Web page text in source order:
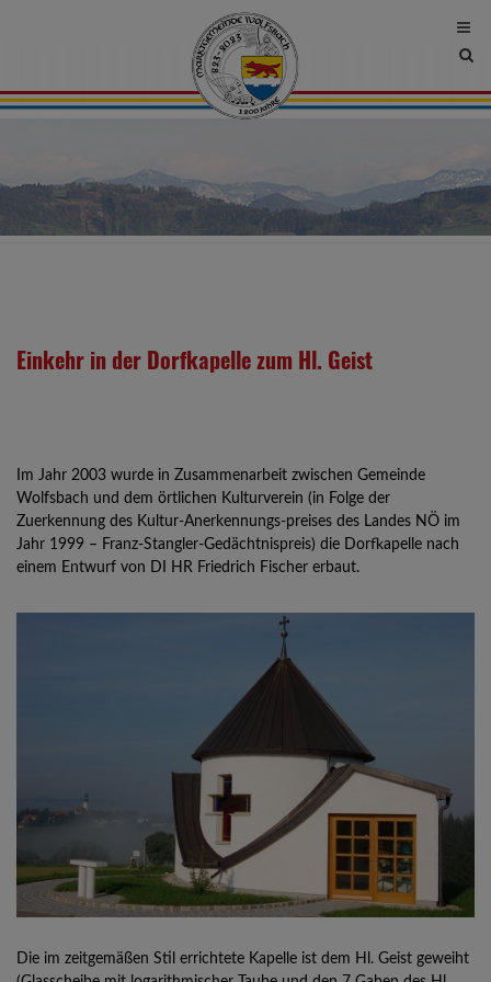
Site
Einkehr in der Dorfkapelle zum Hl. Geist
Im Jahr 2003 wurde in Zusammenarbeit zwischen Gemeinde
Wolfsbach und dem örtlichen Kulturverein (in Folge der
Zuerkennung des Kultur-Anerkennungs-preises des Landes NÖ im
Jahr 1999 – Franz-Stangler-Gedächtnispreis) die Dorfkapelle nach
einem Entwurf von DI HR Friedrich Fischer erbaut.
Die im zeitgemäßen Stil errichtete Kapelle ist dem Hl. Geist geweiht